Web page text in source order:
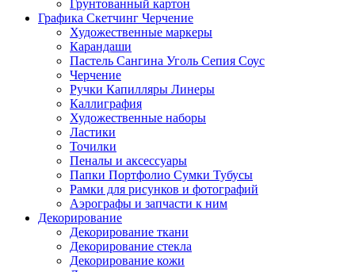
Грунтованный картон
Графика Скетчинг Черчение
Художественные маркеры
Карандаши
Пастель Сангина Уголь Сепия Соус
Черчение
Ручки Капилляры Линеры
Каллиграфия
Художественные наборы
Ластики
Точилки
Пеналы и аксессуары
Папки Портфолио Сумки Тубусы
Рамки для рисунков и фотографий
Аэрографы и запчасти к ним
Декорирование
Декорирование ткани
Декорирование стекла
Декорирование кожи